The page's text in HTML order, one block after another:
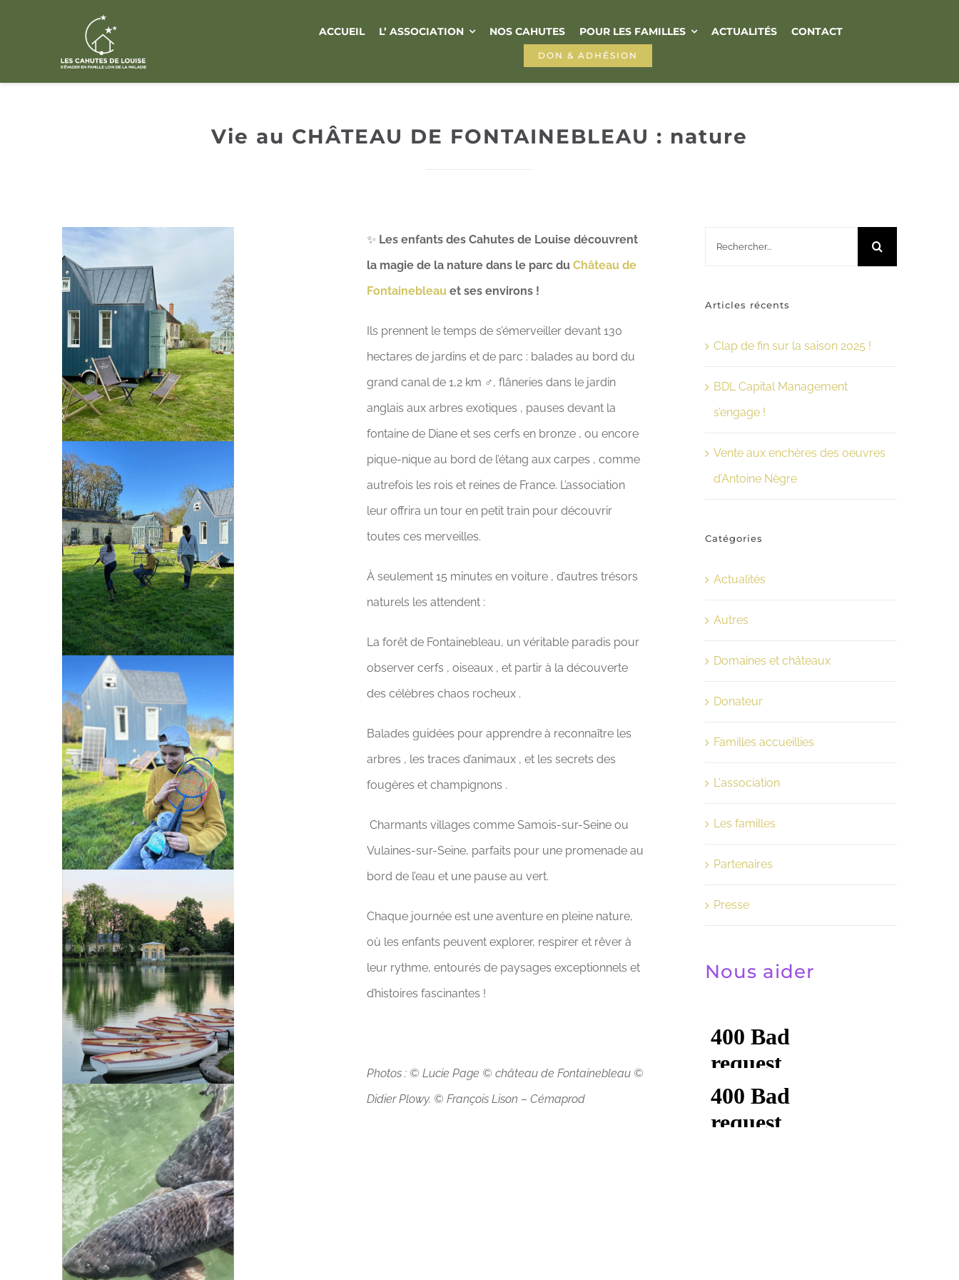
ACCUEIL L’ ASSOCIATION NOS CAHUTES POUR LES FAMILLES ACTUALITÉS CONTACT
DON & ADHÉSION
Vie au CHÂTEAU DE FONTAINEBLEAU : nature
✨ Les enfants des Cahutes de Louise découvrent
la magie de la nature dans le parc du Château de
Fontainebleauet ses environs !
Ils prennent le temps de s’émerveiller devant 130
hectares de jardins et de parc : balades au bord du
grand canal de 1,2 km ‍♂️, flâneries dans le jardin
anglais aux arbres exotiques , pauses devant la
fontaine de Diane et ses cerfs en bronze , ou encore
pique-nique au bord de l’étang aux carpes ️, comme
autrefois les rois et reines de France. L’association
leur offrira un tour en petit train pour découvrir
toutes ces merveilles.
À seulement 15 minutes en voiture , d’autres trésors
naturels les attendent :
La forêt de Fontainebleau, un véritable paradis pour
observer cerfs , oiseaux , et partir à la découverte
des célèbres chaos rocheux .
Balades guidées pour apprendre à reconnaître les
arbres , les traces d’animaux , et les secrets des
fougères et champignons .
️ Charmants villages comme Samois-sur-Seine ou
Vulaines-sur-Seine, parfaits pour une promenade au
bord de l’eau et une pause au vert.
Chaque journée est une aventure en pleine nature,
où les enfants peuvent explorer, respirer et rêver à
leur rythme, entourés de paysages exceptionnels et
d’histoires fascinantes !
Photos : © Lucie Page © château de Fontainebleau ©
Didier Plowy. © François Lison – Cémaprod
Articles récents
Clap de fin sur la saison 2025 !
BDL Capital Management
s’engage !
Vente aux enchères des oeuvres
d’Antoine Nègre
Catégories
Actualités
Autres
Domaines et châteaux
Donateur
Familles accueillies
L'association
Les familles
Partenaires
Presse
Nous aider